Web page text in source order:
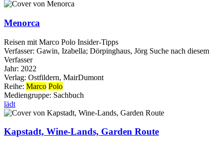
Menorca
Reisen mit Marco Polo Insider-Tipps
Verfasser: Gawin, Izabella; Dörpinghaus, Jörg Suche nach diesem
Verfasser
Jahr: 2022
Verlag: Ostfildern, MairDumont
Reihe: Marco Polo
Mediengruppe: Sachbuch
lädt
Kapstadt, Wine-Lands, Garden Route